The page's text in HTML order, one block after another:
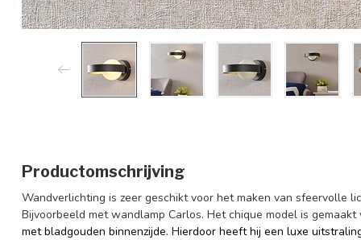
Productomschrijving
Wandverlichting is zeer geschikt voor het maken van sfeervolle
Bijvoorbeeld met wandlamp Carlos. Het chique model is gemaakt
met bladgouden binnenzijde. Hierdoor heeft hij een luxe